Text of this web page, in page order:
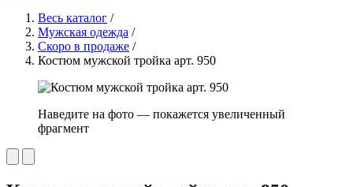
Весь каталог /
Мужская одежда /
Скоро в продаже /
Костюм мужской тройка арт. 950
Наведите на фото — покажется увеличенный
фрагмент